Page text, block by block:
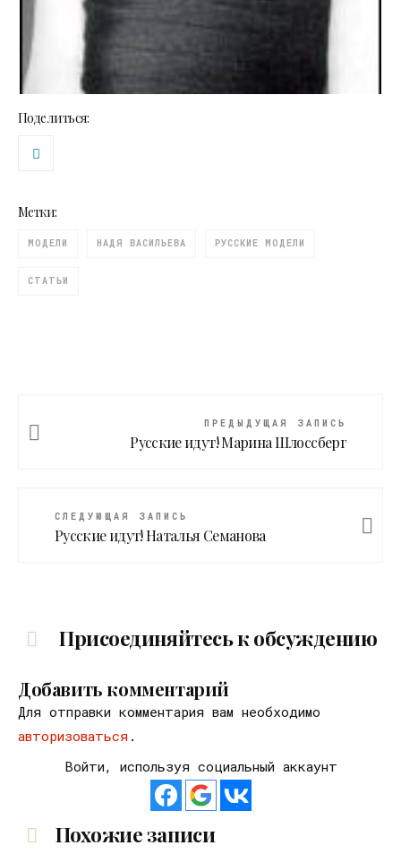
Поделиться:
Метки:
МОДЕЛИ НАДЯ ВАСИЛЬЕВА РУССКИЕ МОДЕЛИ
СТАТЬИ
ПРЕДЫДУЩАЯ ЗАПИСЬ
Русские идут! Марина Шлоссберг
СЛЕДУЮЩАЯ ЗАПИСЬ
Русские идут! Наталья Семанова
Присоединяйтесь к обсуждению
Добавить комментарий
Для отправки комментария вам необходимо
авторизоваться .
Войти, используя социальный аккаунт
Похожие записи